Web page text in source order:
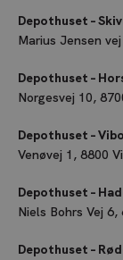
Depothuset –
Marius Jensen
Depothuset –
Norgesvej 10,
Depothuset –
Venøvej 1, 8800
Depothuset –
Niels Bohrs Vej
Depothuset –